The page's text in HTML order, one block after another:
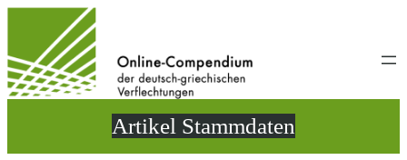
wechseln
Artikel Stammdaten